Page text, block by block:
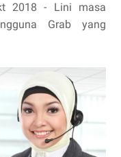
2018 - Lini masa
Grab yang